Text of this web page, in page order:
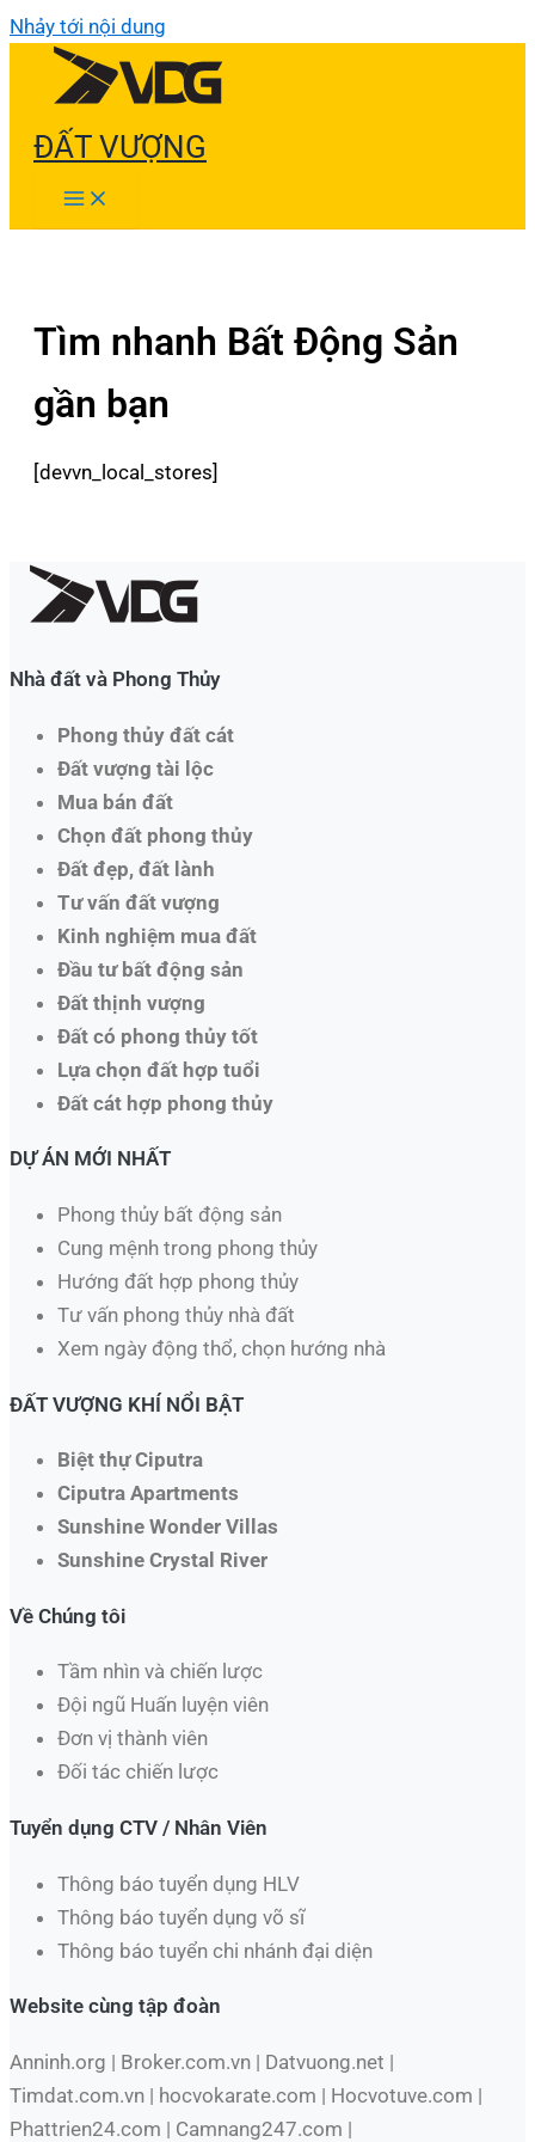
Nhảy tới nội dung
ĐẤT VƯỢNG
Tìm nhanh Bất Động Sản
gần bạn
[devvn_local_stores]
Nhà đất và Phong Thủy
Phong thủy đất cát
Đất vượng tài lộc
Mua bán đất
Chọn đất phong thủy
Đất đẹp, đất lành
Tư vấn đất vượng
Kinh nghiệm mua đất
Đầu tư bất động sản
Đất thịnh vượng
Đất có phong thủy tốt
Lựa chọn đất hợp tuổi
Đất cát hợp phong thủy
DỰ ÁN MỚI NHẤT
Phong thủy bất động sản
Cung mệnh trong phong thủy
Hướng đất hợp phong thủy
Tư vấn phong thủy nhà đất
Xem ngày động thổ, chọn hướng nhà​
ĐẤT VƯỢNG KHÍ NỔI BẬT
Biệt thự Ciputra
Ciputra Apartments
Sunshine Wonder Villas
Sunshine Crystal River
Về Chúng tôi
Tầm nhìn và chiến lược
Đội ngũ Huấn luyện viên
Đơn vị thành viên
Đối tác chiến lược
Tuyển dụng CTV / Nhân Viên
Thông báo tuyển dụng HLV
Thông báo tuyển dụng võ sĩ
Thông báo tuyển chi nhánh đại diện
Website cùng tập đoàn
Anninh.org | Broker.com.vn | Datvuong.net |
Timdat.com.vn | hocvokarate.com | Hocvotuve.com |
Phattrien24.com | Camnang247.com |